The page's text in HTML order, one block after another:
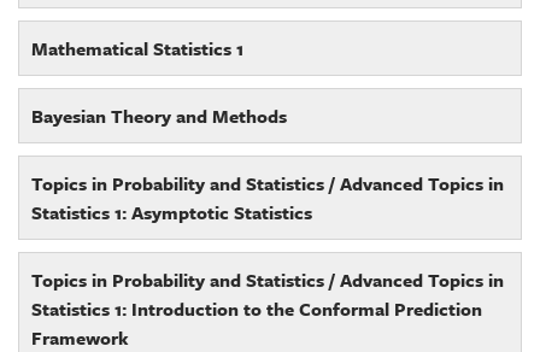
Mathematical Statistics 1
Bayesian Theory and Methods
Topics in Probability and Statistics / Advanced Topics in
Statistics 1: Asymptotic Statistics
Topics in Probability and Statistics / Advanced Topics in
Statistics 1: Introduction to the Conformal Prediction
Framework